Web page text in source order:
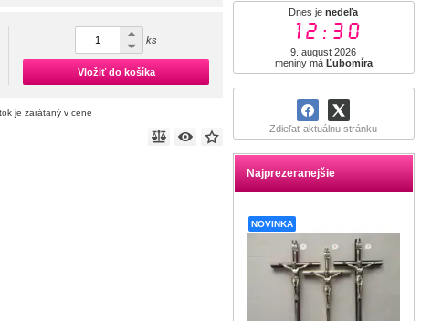
Dnes jenedeľa
12:30
9. august 2026
meniny má Ľubomíra
Zdieľať aktuálnu stránku
Najprezeranejšie
NOVINKA
ks
Vložiť do košíka
je zarátaný v cene